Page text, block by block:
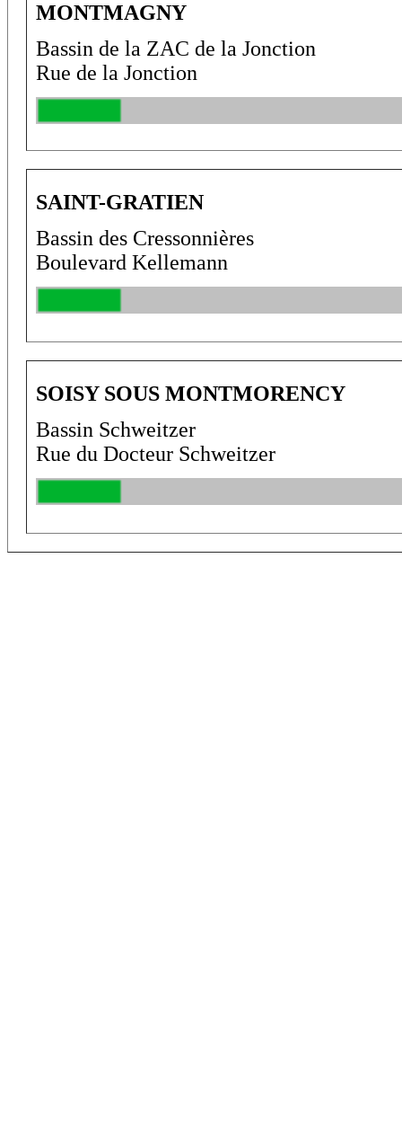
MONTMAGNY
Bassin de la ZAC de la Jonction
Rue de la Jonction
SAINT-GRATIEN
Bassin des Cressonnières
Boulevard Kellemann
SOISY SOUS MONTMORENCY
Bassin Schweitzer
Rue du Docteur Schweitzer